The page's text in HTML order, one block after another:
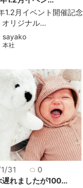
1.2月イベント開催記念
リジナル...
sayako
本社
31
0
遅れましたが100...